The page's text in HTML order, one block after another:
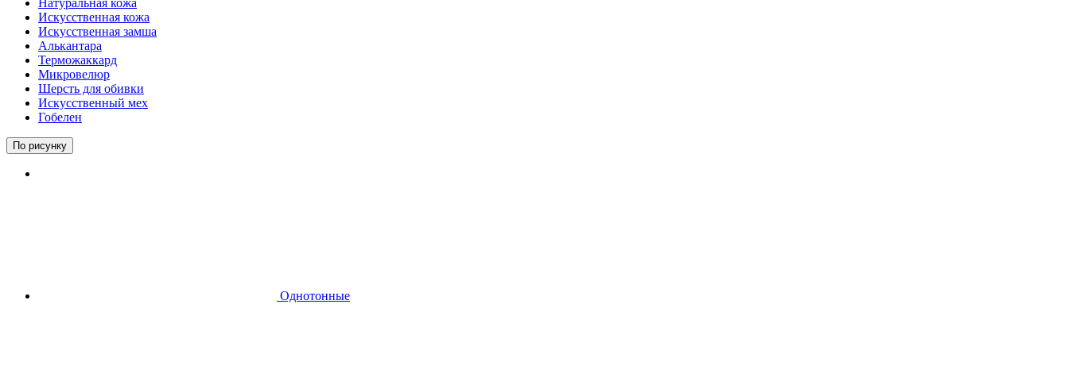
Натуральная кожа
Искусственная кожа
Искусственная замша
Алькантара
Терможаккард
Микровелюр
Шерсть для обивки
Искусственный мех
Гобелен
По рисунку
Однотонные